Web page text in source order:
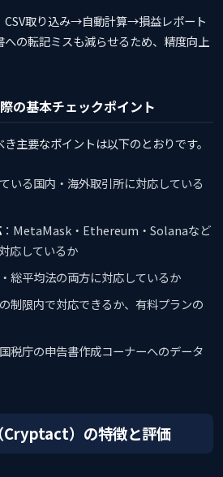
CSV取り込み→自動計算→損益レポート
の転記ミスも減らせるため、精度向上
の基本チェックポイント
主要なポイントは以下のとおりです。
いる国内・海外取引所に対応している
：MetaMask・Ethereum・Solanaなど
応しているか
総平均法の両方に対応しているか
制限内で対応できるか、有料プランの
国税庁の申告書作成コーナーへのデータ
Cryptact）の特徴と評価